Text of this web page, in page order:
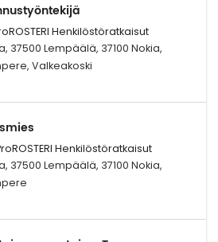
Henkilöstöratkaisut
37500 Lempäälä, 37100 Nokia,
Valkeakoski
Henkilöstöratkaisut
37500 Lempäälä, 37100 Nokia,